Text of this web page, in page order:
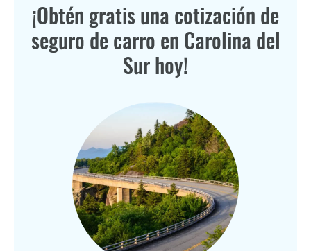
¡Obtén gratis una cotización de
seguro de carro en Carolina del
Sur hoy!